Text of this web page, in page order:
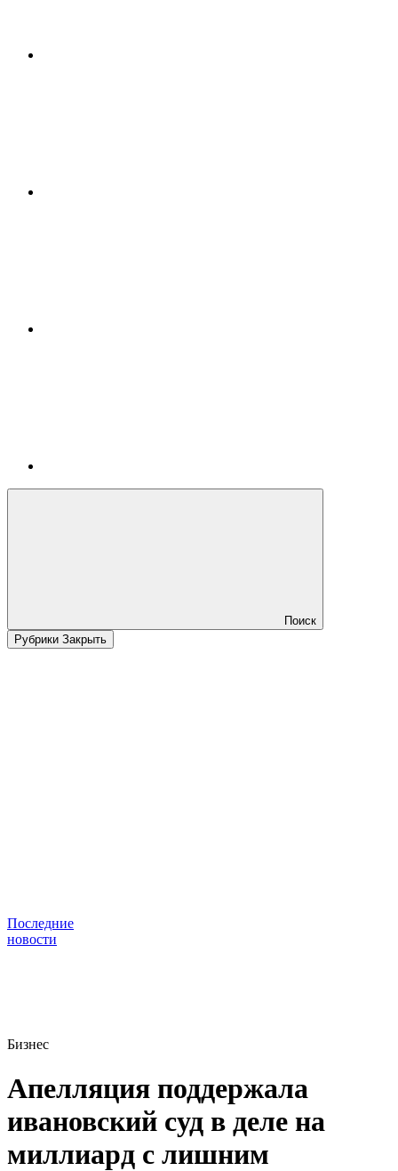
Поиск
Рубрики Закрыть
Последние
новости
Бизнес
Апелляция поддержала
ивановский суд в деле на
миллиард с лишним